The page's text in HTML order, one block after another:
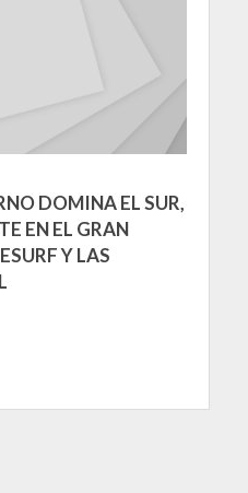
DOMINA EL SUR,
EN EL GRAN
Y LAS